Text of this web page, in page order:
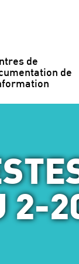
de
de
2-